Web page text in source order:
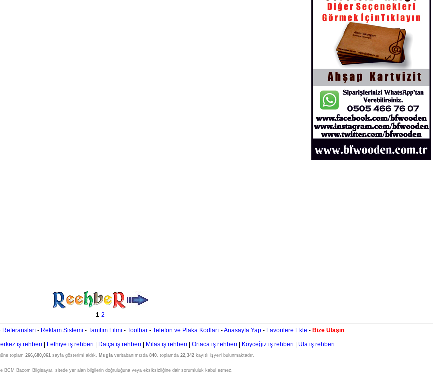
1-2
- Reklam Sistemi - Tanıtım Filmi - Toolbar - Telefon ve Plaka Kodları -Anasayfa Yap - Favorilere Ekle - Bize Ulaşın
iş rehberi Fethiye iş rehberi Datça iş rehberi Milas iş rehberi Ortaca iş rehberi Köyceğiz iş rehberi Ula iş rehberi
toplam 266,680,061sayfa gösterimi aldık. Muglaveritabanımızda 840, toplamda 22,342kayıtlı işyeri bulunmaktadır.
BCM Bacom Bilgisayar, sitede yer alan bilgilerin doğruluğuna veya eksiksizliğine dair sorumluluk kabul etmez.